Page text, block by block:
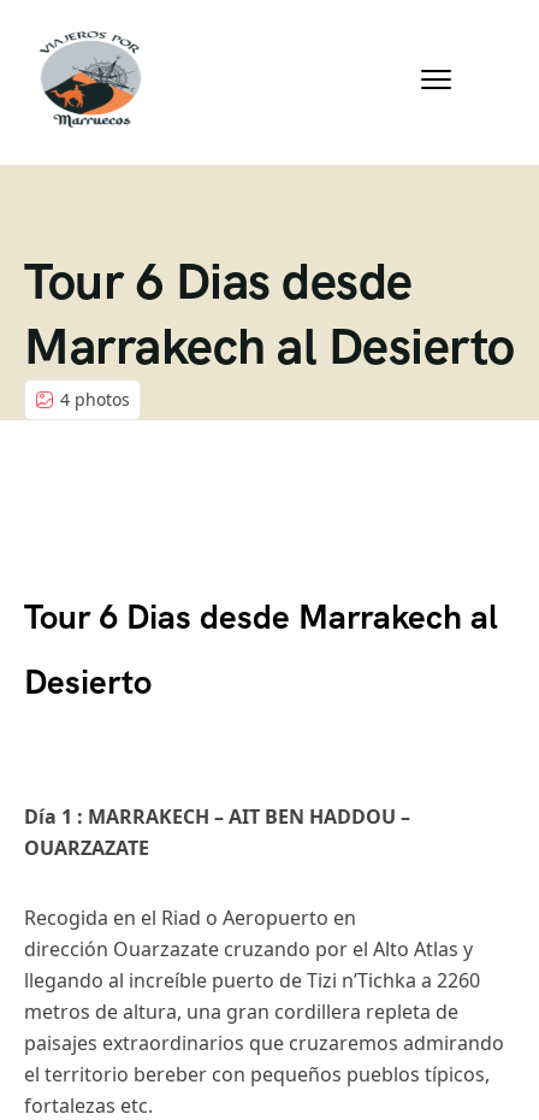
Tour 6 Dias desde
Marrakech al Desierto
4 photos
Tour 6 Dias desde Marrakech al
Desierto
Día 1 : MARRAKECH – AIT BEN HADDOU –
OUARZAZATE
Recogida en el Riad o Aeropuerto en
dirección Ouarzazate cruzando por el Alto Atlas y
llegando al increíble puerto de Tizi n’Tichka a 2260
metros de altura, una gran cordillera repleta de
paisajes extraordinarios que cruzaremos admirando
el territorio bereber con pequeños pueblos típicos,
fortalezas etc.